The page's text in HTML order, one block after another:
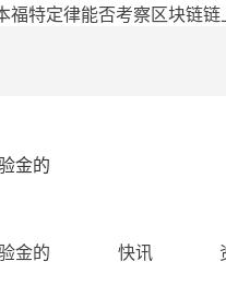
福特定律能否考察区块链
金的
金的 快讯